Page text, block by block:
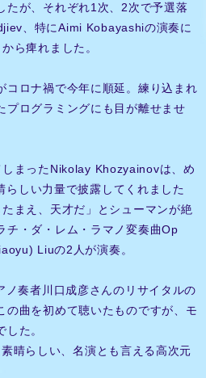
たが、それぞれ1次、2次で予選落
、特にAimi Kobayashiの演奏に
ら痺れました。
コロナ禍で今年に順延。練り込まれ
プログラミングにも目が離せませ
まったNikolay Khozyainovは、め
しい力量で披露してくれました
まえ、天才だ」とシューマンが絶
チ・ダ・レム・ラマノ変奏曲Op
Liuの2人が演奏。
ノ奏者川口成彦さんのリサイタルの
の曲を初めて聴いたものですが、モ
た。
晴らしい、名演とも言える高次元